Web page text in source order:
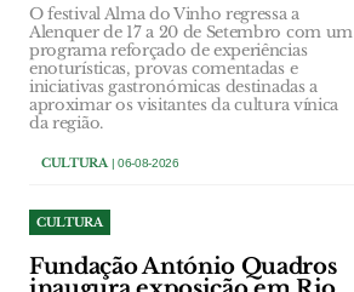
O festival Alma do Vinho regressa a
Alenquer de 17 a 20 de Setembro com um
programa reforçado de experiências
enoturísticas, provas comentadas e
iniciativas gastronómicas destinadas a
aproximar os visitantes da cultura vínica
da região.
CULTURA | 06-08-2026
CULTURA
Fundação António Quadros